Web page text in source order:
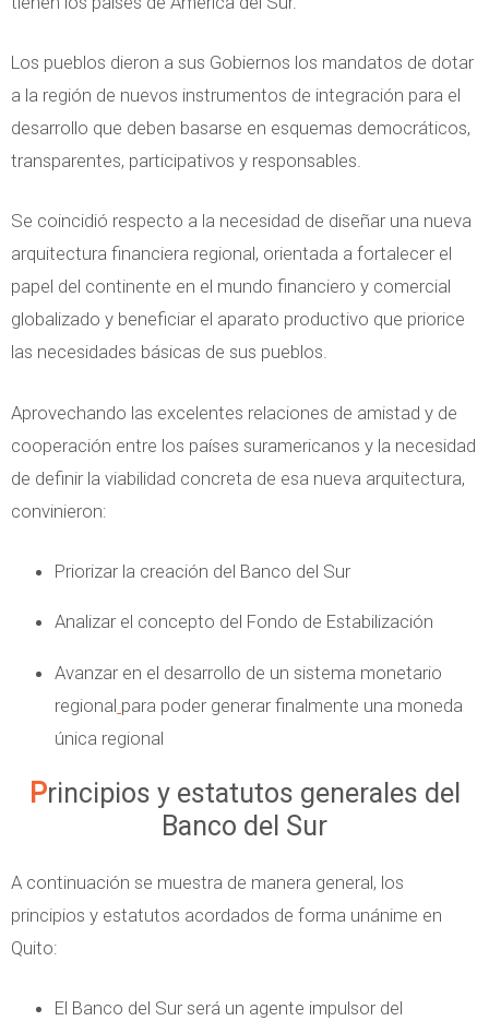
Los pueblos dieron a sus Gobiernos los mandatos de dotar
a la región de nuevos instrumentos de integración para el
desarrollo que deben basarse en esquemas democráticos,
transparentes, participativos y responsables.
Se coincidió respecto a la necesidad de diseñar una nueva
arquitectura financiera regional, orientada a fortalecer el
papel del continente en el mundo financiero y comercial
globalizado y beneficiar el aparato productivo que priorice
las necesidades básicas de sus pueblos.
Aprovechando las excelentes relaciones de amistad y de
cooperación entre los países suramericanos y la necesidad
de definir la viabilidad concreta de esa nueva arquitectura,
convinieron:
Priorizar la creación del Banco del Sur
Analizar el concepto del Fondo de Estabilización
Avanzar en el desarrollo de un sistema monetario
regional para poder generar finalmente una moneda
única regional
Principios y estatutos generales del
Banco del Sur
A continuación se muestra de manera general, los
principios y estatutos acordados de forma unánime en
Quito:
El Banco del Sur será un agente impulsor del